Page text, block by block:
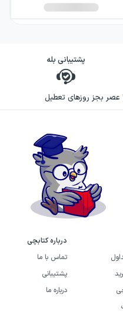
پشتیبانی بله
درباره کتابچی
تماس با ما
پشتیبانی
درباره ما